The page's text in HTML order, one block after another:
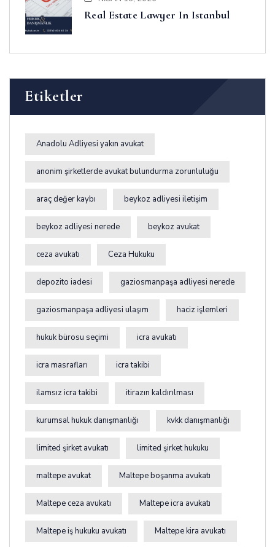
Real Estate Lawyer In Istanbul
Etiketler
Anadolu Adliyesi yakın avukat
anonim şirketlerde avukat bulundurma zorunluluğu
araç değer kaybı beykoz adliyesi iletişim
beykoz adliyesi nerede beykoz avukat
ceza avukatı Ceza Hukuku
depozito iadesi gaziosmanpaşa adliyesi nerede
gaziosmanpaşa adliyesi ulaşım haciz işlemleri
hukuk bürosu seçimi icra avukatı
icra masrafları icra takibi
ilamsız icra takibi itirazın kaldırılması
kurumsal hukuk danışmanlığı kvkk danışmanlığı
limited şirket avukatı limited şirket hukuku
maltepe avukat Maltepe boşanma avukatı
Maltepe ceza avukatı Maltepe icra avukatı
Maltepe iş hukuku avukatı Maltepe kira avukatı